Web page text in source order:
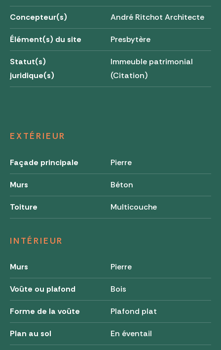
Concepteur(s) André Ritchot Architecte
Élément(s) du site Presbytère
Statut(s)
juridique(s)
Immeuble patrimonial
(Citation)
EXTÉRIEUR
Façade principale Pierre
Murs Béton
Toiture Multicouche
INTÉRIEUR
Murs Pierre
Voûte ou plafond Bois
Forme de la voûte Plafond plat
Plan au sol En éventail